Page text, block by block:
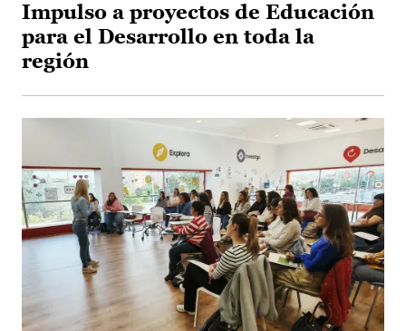
Impulso a proyectos de Educación
para el Desarrollo en toda la
región